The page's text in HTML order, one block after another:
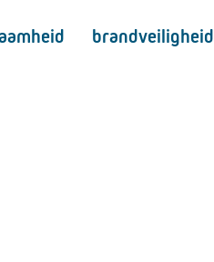
brandveiligheid